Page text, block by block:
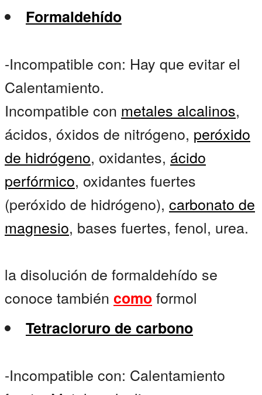
Formaldehído
-Incompatible con: Hay que evitar el
Calentamiento.
Incompatible con metales alcalinos,
ácidos, óxidos de nitrógeno, peróxido
de hidrógeno, oxidantes, ácido
perfórmico, oxidantes fuertes
(peróxido de hidrógeno), carbonato de
magnesio, bases fuertes, fenol, urea.
la disolución de formaldehído se
conoce también comoformol
Tetracloruro de carbono
-Incompatible con: Calentamiento